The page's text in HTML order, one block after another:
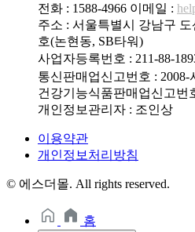
전화 : 1588-4966 이메일 :
주소 : 서울특별시 강남구
호(논현동, SB타워)
사업자등록번호 : 211-88-
통신판매업신고번호 : 2008-
건강기능식품판매업신고번
개인정보관리자 : 조인상
이용약관
개인정보처리방침
© 에스더몰. All rights reserved.
홈